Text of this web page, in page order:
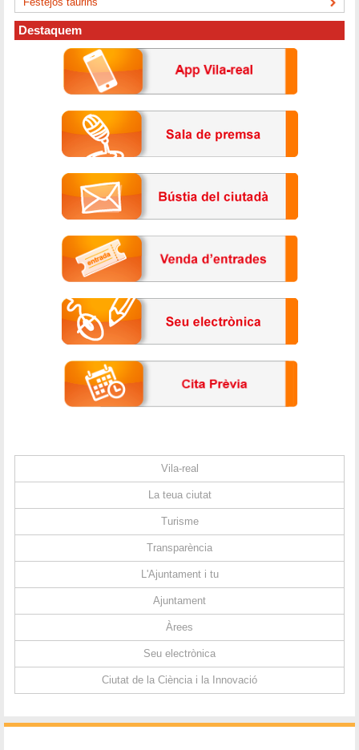
Destaquem
Vila-real
La teua ciutat
Turisme
Transparència
L'Ajuntament i tu
Ajuntament
Àrees
Seu electrònica
Ciutat de la Ciència i la Innovació